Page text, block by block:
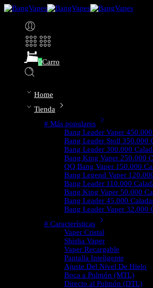
0Carro
Home
Tienda
# Más populares
Bang Leader Vaper
Bang Leader Stoll 350.000
Bang Leader 300.000
Bang King Vaper 250.000
QQ Bang Vaper 150.000
Bang Legend Vaper
Bang Leader 110.000
Bang King Vaper 50.000
Bang Leader 45.000
Bang Leader Vaper 32.000
# Características
Vaper Cristal
Shisha Vaper
Vaper Recargable
Pantalla Inteligente
Ajuste Del Nivel De Hielo
Boca a Pulmón (MTL)
Directo al Pulmón (DTL)